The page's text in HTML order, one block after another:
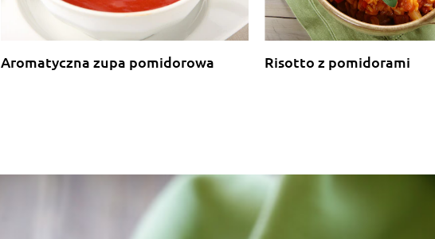
Aromatyczna zupa pomidorowa Risotto z pomidorami